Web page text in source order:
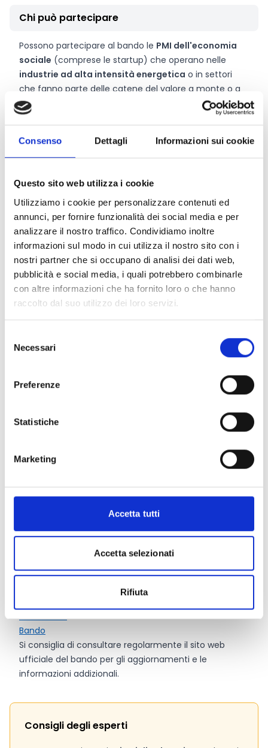
Consenso Dettagli Informazioni sui cookie
Questo sito web utilizza i cookie
Utilizziamo i cookie per personalizzare contenuti ed
annunci, per fornire funzionalità dei social media e per
analizzare il nostro traffico. Condividiamo inoltre
informazioni sul modo in cui utilizza il nostro sito con i
nostri partner che si occupano di analisi dei dati web,
pubblicità e social media, i quali potrebbero combinarle
con altre informazioni che ha fornito loro o che hanno
raccolto dal suo utilizzo dei loro servizi.
delNecessari
Preferenze
Statistiche
Marketing
Accetta tutti
Accetta selezionati
Rifiuta
Chi può partecipare
Possono partecipare al bando le PMI dell'economia
sociale (comprese le startup) che operano nelle
industrie ad alta intensità energetica o in settori
che fanno parte delle catene del valore a monte o a
valle dell'ecosistema dell'industria ad alta intensità
energetica, come i prodotti chimici, l'acciaio e
l'estrazione e le cave, le raffinerie, il cemento, il legno,
la gomma, i metalli non ferrosi, il vetro e la ceramica,
i trasporti, ecc.
I candidati ammissibili devono avere sede in:
Stati membri dell'UE
Paesi che fanno parte dello Spazio economico
europeo (SEE): Islanda, Norvegia e Liechtenstein.
Paesi associati all'UE: Albania, Bosnia-Erzegovina,
Kosovo, Montenegro, Macedonia settentrionale, Serbia,
Turchia, Moldavia, Ucraina.
Affinché una PMI o una startup possa essere
considerata una PMI/startup dell'economia sociale,
primato delle persone e degli scopi sociali e/o
reinvestimento della maggior parte dei profitti e delle
eccedenze per svolgere attività nell'interesse dei
in generale (“interesse generale”)
Contributo massimo:2.000 o 4.000 Euro
premiata
Link e Documenti
Portale F&T
Bando
Si consiglia di consultare regolarmente il sito web
ufficiale del bando per gli aggiornamenti e le
informazioni addizionali.
Consigli degli esperti